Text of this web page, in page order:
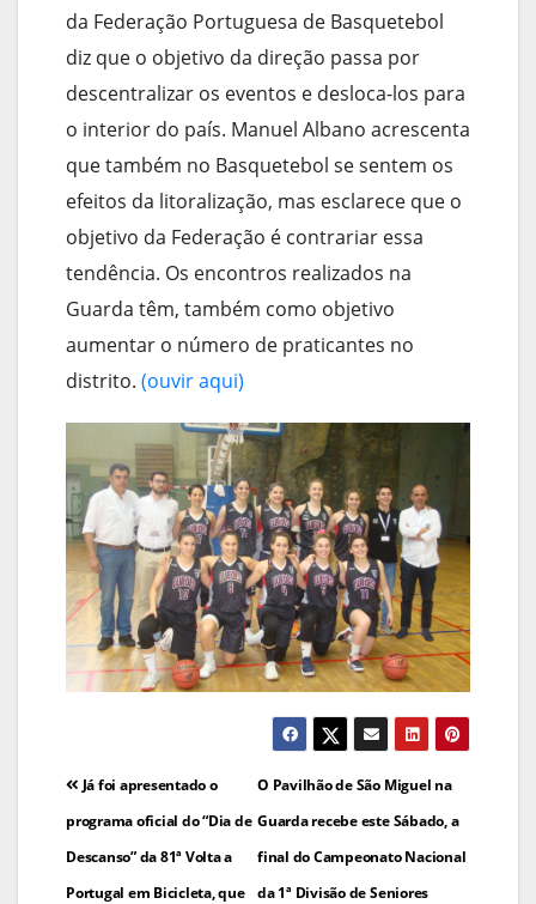
da Federação Portuguesa de Basquetebol
diz que o objetivo da direção passa por
descentralizar os eventos e desloca-los para
o interior do país. Manuel Albano acrescenta
que também no Basquetebol se sentem os
efeitos da litoralização, mas esclarece que o
objetivo da Federação é contrariar essa
tendência. Os encontros realizados na
Guarda têm, também como objetivo
aumentar o número de praticantes no
distrito. (ouvir aqui)
Navegação
de
artigos
O Pavilhão de São Miguel na
Guarda recebe este Sábado, a
final do Campeonato Nacional
da 1ª Divisão de Seniores
Já foi apresentado o
programa oficial do “Dia de
Descanso” da 81ª Volta a
Portugal em Bicicleta, que